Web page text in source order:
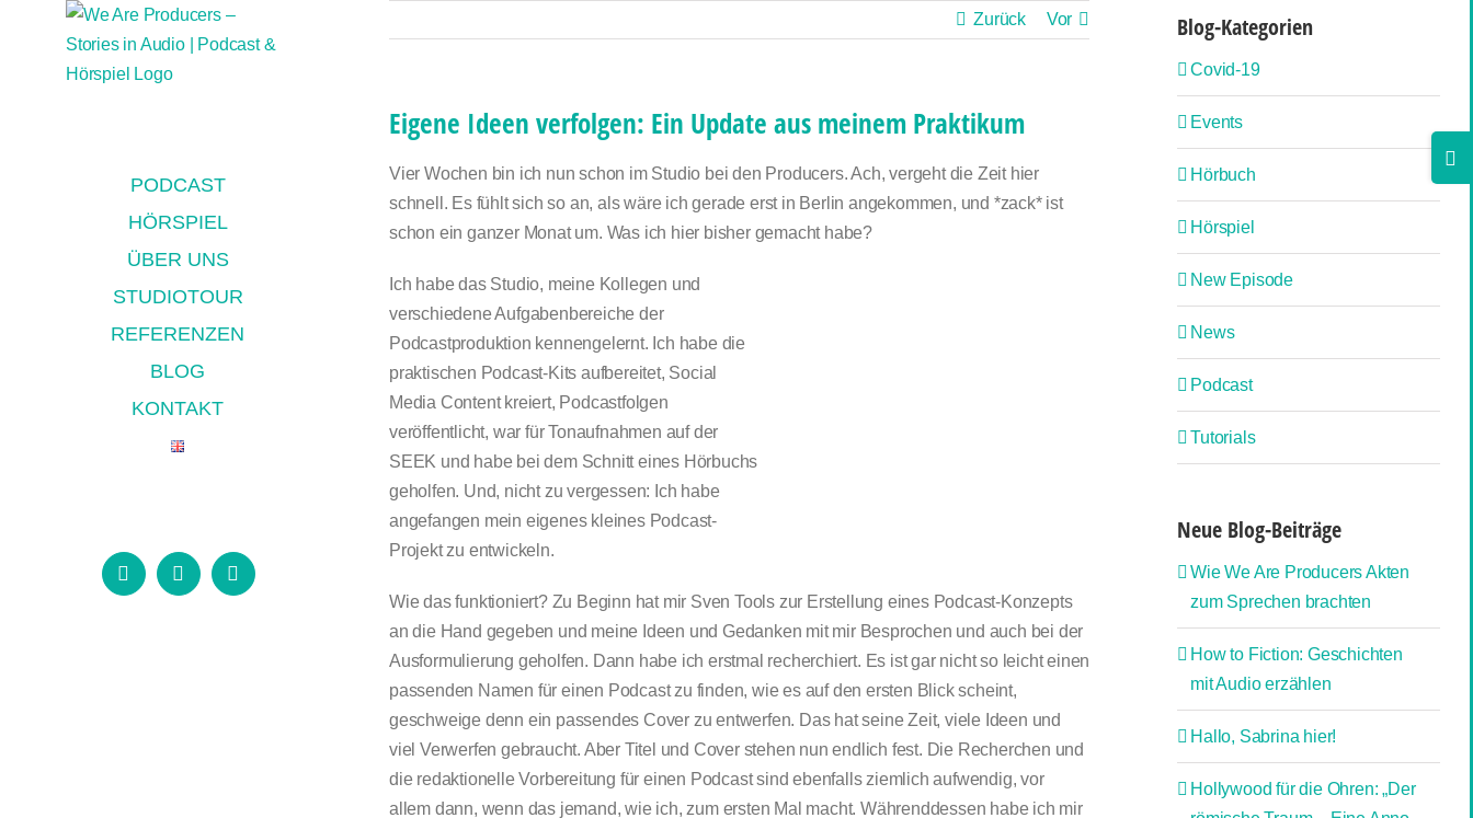
PODCAST
HÖRSPIEL
ÜBER UNS
STUDIOTOUR
REFERENZEN
BLOG
KONTAKT
InstagramLinkedInE-
Mail
Zurück Vor
Eigene Ideen verfolgen: Ein Update aus meinem Praktikum
Vier Wochen bin ich nun schon im Studio bei den Producers. Ach, vergeht die Zeit hier
schnell. Es fühlt sich so an, als wäre ich gerade erst in Berlin angekommen, und *zack* ist
schon ein ganzer Monat um. Was ich hier bisher gemacht habe?
Ich habe das Studio, meine Kollegen und
verschiedene Aufgabenbereiche der
Podcastproduktion kennengelernt. Ich habe die
praktischen Podcast-Kits aufbereitet, Social
Media Content kreiert, Podcastfolgen
veröffentlicht, war für Tonaufnahmen auf der
SEEK und habe bei dem Schnitt eines Hörbuchs
geholfen. Und, nicht zu vergessen: Ich habe
angefangen mein eigenes kleines Podcast-
Projekt zu entwickeln.
Wie das funktioniert? Zu Beginn hat mir Sven Tools zur Erstellung eines Podcast-Konzepts
an die Hand gegeben und meine Ideen und Gedanken mit mir Besprochen und auch bei der
Ausformulierung geholfen. Dann habe ich erstmal recherchiert. Es ist gar nicht so leicht einen
passenden Namen für einen Podcast zu finden, wie es auf den ersten Blick scheint,
geschweige denn ein passendes Cover zu entwerfen. Das hat seine Zeit, viele Ideen und
viel Verwerfen gebraucht. Aber Titel und Cover stehen nun endlich fest. Die Recherchen und
die redaktionelle Vorbereitung für einen Podcast sind ebenfalls ziemlich aufwendig, vor
allem dann, wenn das jemand, wie ich, zum ersten Mal macht. Währenddessen habe ich mir
Blog-Kategorien
Covid-19
Events
Hörbuch
Hörspiel
New Episode
News
Podcast
Tutorials
Neue Blog-Beiträge
Wie We Are Producers Akten
zum Sprechen brachten
How to Fiction: Geschichten
mit Audio erzählen
Hallo, Sabrina hier!
Hollywood für die Ohren: „Der
Bar